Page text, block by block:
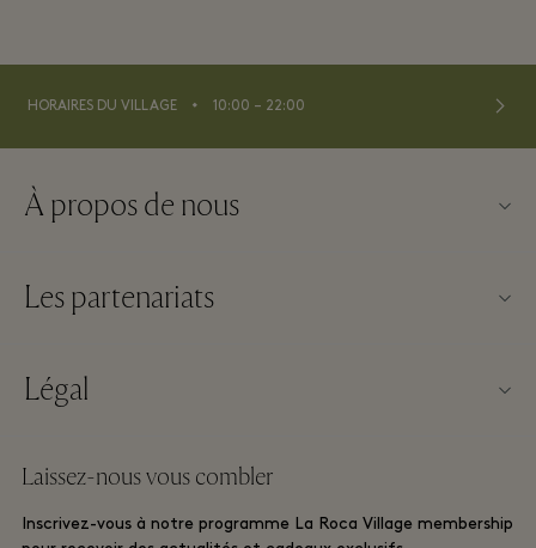
HORAIRES DU VILLAGE ⬩ 10:00 – 22:00
À propos de nous
À propos de La Roca Village
Télécharger l’appli
Carte Cadeau
Les partenariats
Devenir partenaire
Légal
Conditions Générales Relatives à La Roca Village membership
Laissez-nous vous combler
Inscrivez-vous à notre programme La Roca Village membership